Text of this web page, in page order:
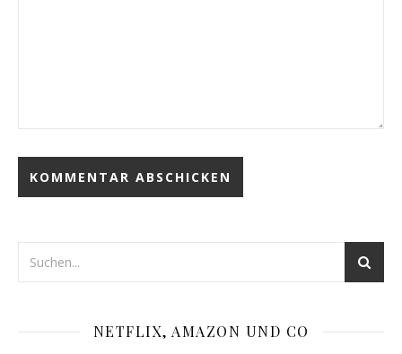
NETFLIX, AMAZON UND CO